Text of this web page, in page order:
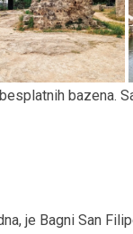
bazena.
je Bagni San